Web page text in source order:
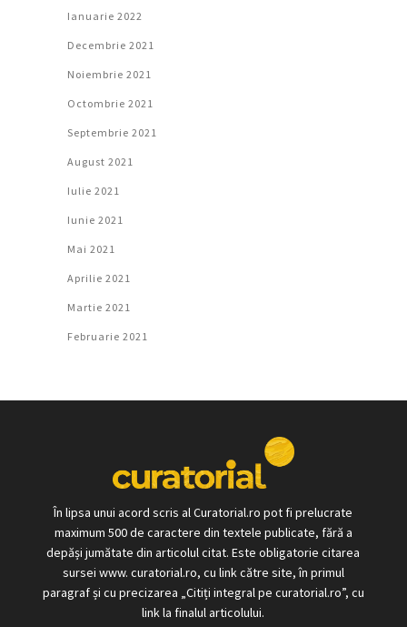
Ianuarie 2022
Decembrie 2021
Noiembrie 2021
Octombrie 2021
Septembrie 2021
August 2021
Iulie 2021
Iunie 2021
Mai 2021
Aprilie 2021
Martie 2021
Februarie 2021
În lipsa unui acord scris al Curatorial.ro pot fi prelucrate
maximum 500 de caractere din textele publicate, fără a
depăși jumătate din articolul citat. Este obligatorie citarea
sursei www. curatorial.ro, cu link către site, în primul
paragraf și cu precizarea „Citiți integral pe curatorial.ro”, cu
link la finalul articolului.